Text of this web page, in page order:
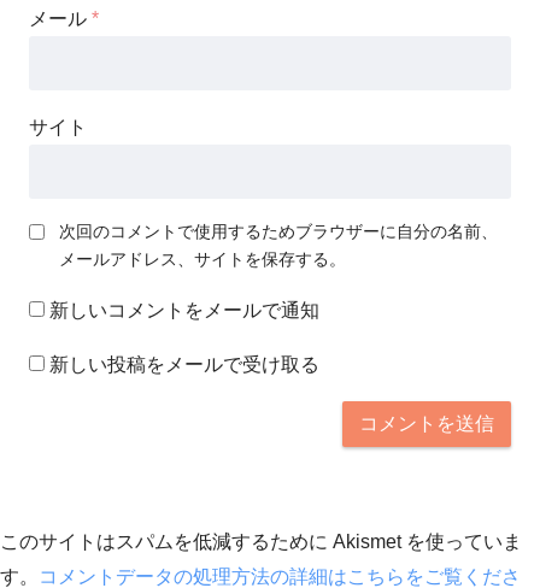
メール *
サイト
次回のコメントで使用するためブラウザーに自分の名前、
メールアドレス、サイトを保存する。
新しいコメントをメールで通知
新しい投稿をメールで受け取る
このサイトはスパムを低減するために Akismet を使っていま
す。
コメントデータの処理方法の詳細はこちらをご覧くださ